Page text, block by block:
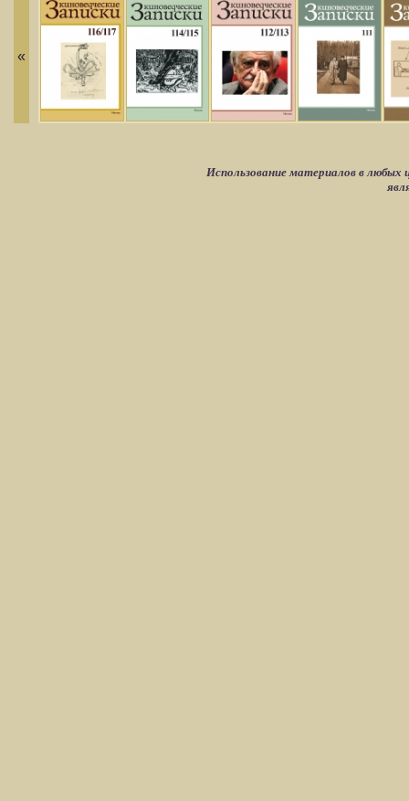
«
Использование материалов в любых